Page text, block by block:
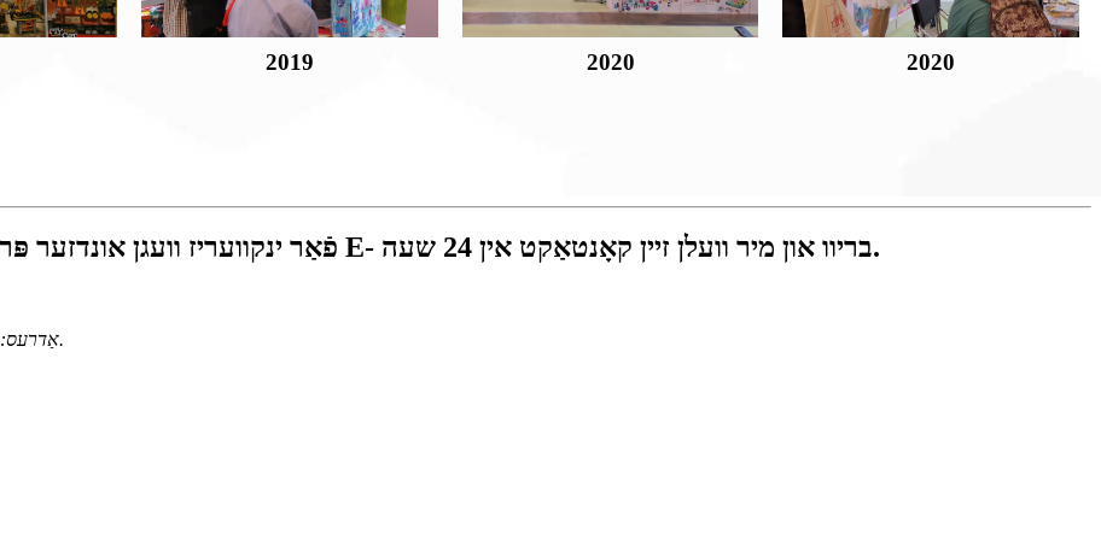
2019 2020 2020
פֿאַר ינקוועריז וועגן אונדזער פּראָדוקטן אָדער פּרייסליסט, ביטע לאָזן אונדז דיין E- בריוו און מיר וועלן זיין קאָנטאַקט אין 24 שעה.
אַדרעס:1 ליין, גואַנגי, טשענגהאַי דיסטריקט, שאַנטאָו, גואַנגדאָנג, טשיינאַ.